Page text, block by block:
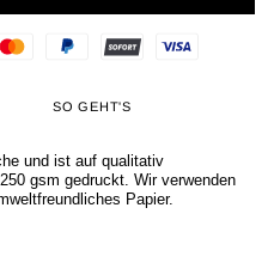
SO GEHT'S
und ist auf qualitativ
gsm gedruckt. Wir verwenden
Papier.